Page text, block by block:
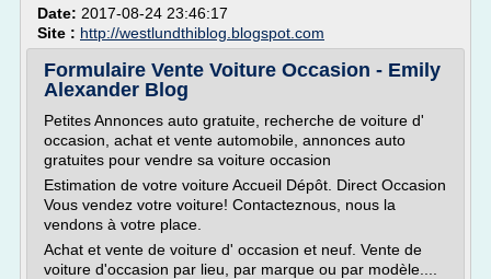
Date: 2017-08-24 23:46:17
Site : http://westlundthiblog.blogspot.com
Formulaire Vente Voiture Occasion - Emily
Alexander Blog
Petites Annonces auto gratuite, recherche de voiture d'
occasion, achat et vente automobile, annonces auto
gratuites pour vendre sa voiture occasion
Estimation de votre voiture Accueil Dépôt. Direct Occasion
Vous vendez votre voiture! Contacteznous, nous la
vendons à votre place.
Achat et vente de voiture d' occasion et neuf. Vente de
voiture d'occasion par lieu, par marque ou par modèle....